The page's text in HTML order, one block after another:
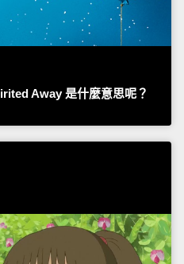
Away 是什麼意思呢？